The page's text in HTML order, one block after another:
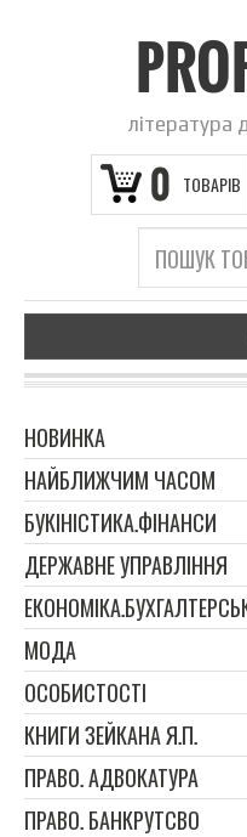
література
0 ТОВАРІВ
НОВИНКА
НАЙБЛИЖЧИМ ЧАСОМ
БУКІНІСТИКА.ФІНАНСИ
ДЕРЖАВНЕ УПРАВЛІННЯ
МОДА
ОСОБИСТОСТІ
КНИГИ ЗЕЙКАНА Я.П.
ПРАВО. АДВОКАТУРА
ПРАВО. БАНКРУТСВО